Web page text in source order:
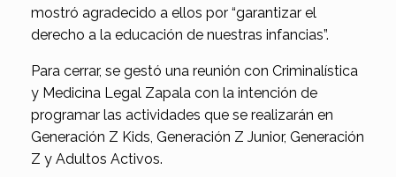
mostró agradecido a ellos por “garantizar el
derecho a la educación de nuestras infancias”.
Para cerrar, se gestó una reunión con Criminalística
y Medicina Legal Zapala con la intención de
programar las actividades que se realizarán en
Generación Z Kids, Generación Z Junior, Generación
Z y Adultos Activos.